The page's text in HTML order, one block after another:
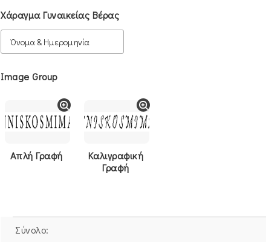
Χάραγμα Γυναικείας Βέρας
Image Group
Απλή Γραφή
Καλιγραφική
Γραφή
Σύνολο: